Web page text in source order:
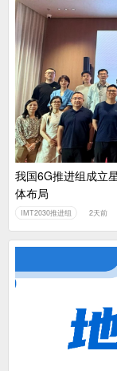
我国6G推进组成立
体布局
IMT2030推进组 2天前